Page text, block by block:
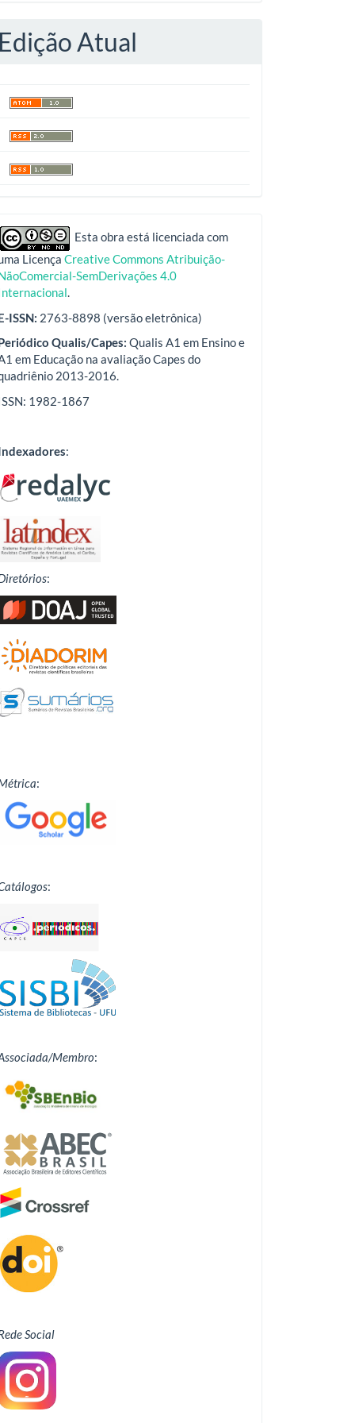
Edição Atual
indexadoresEsta obra está licenciada com
Licença Creative Commons Atribuição-
SemDerivações 4.0
.
ISSN: 2763-8898 (versão eletrônica)
Qualis/Capes: Qualis A1 em Ensino e
em Educação na avaliação Capes do
2013-2016.
1982-1867
:
:
:
:
Membro:
Social